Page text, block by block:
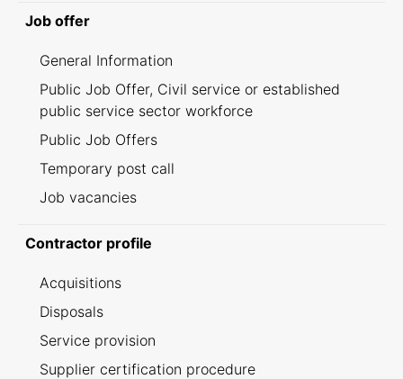
Job offer
General Information
Public Job Offer, Civil service or established
public service sector workforce
Public Job Offers
Temporary post call
Job vacancies
Contractor profile
Acquisitions
Disposals
Service provision
Supplier certification procedure